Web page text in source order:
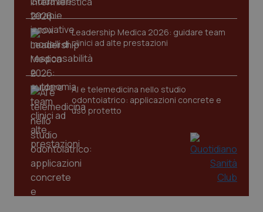
Leadership Medica 2026: guidare team
clinici ad alte prestazioni
AI e telemedicina nello studio
odontoiatrico: applicazioni concrete e
uso protetto
tracking-sites-ironfish-
tracking-enable
www.quotidianosanita.it
tracking-sites-ironfish-
session-id
www.quotidianosanita.it
_ga